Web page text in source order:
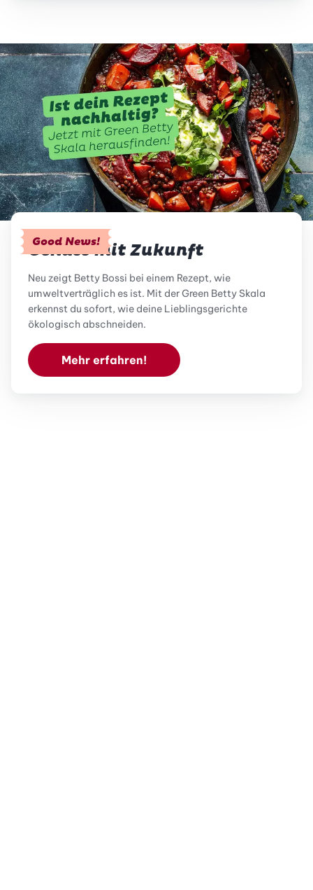
Good News!
Genuss mit Zukunft
Neu zeigt Betty Bossi bei einem Rezept, wie
umweltverträglich es ist. Mit der Green Betty Skala
erkennst du sofort, wie deine Lieblingsgerichte
ökologisch abschneiden.
Mehr erfahren!